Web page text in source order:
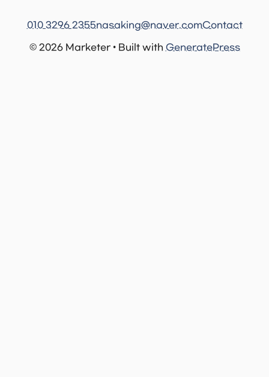
© 2026 Marketer • Built with GeneratePress
010 3296 2355nasaking@naver.comContact